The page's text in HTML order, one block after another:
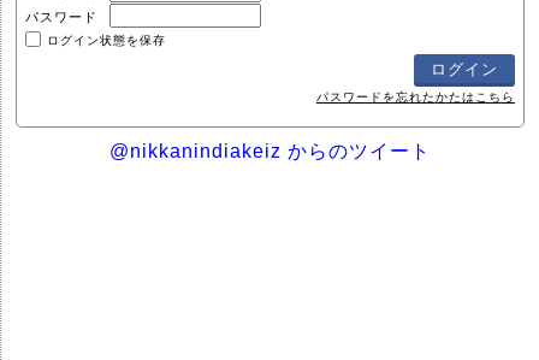
パスワード
ログイン状態を保存
パスワードを忘れたかたはこちら
@nikkanindiakeiz からのツイート